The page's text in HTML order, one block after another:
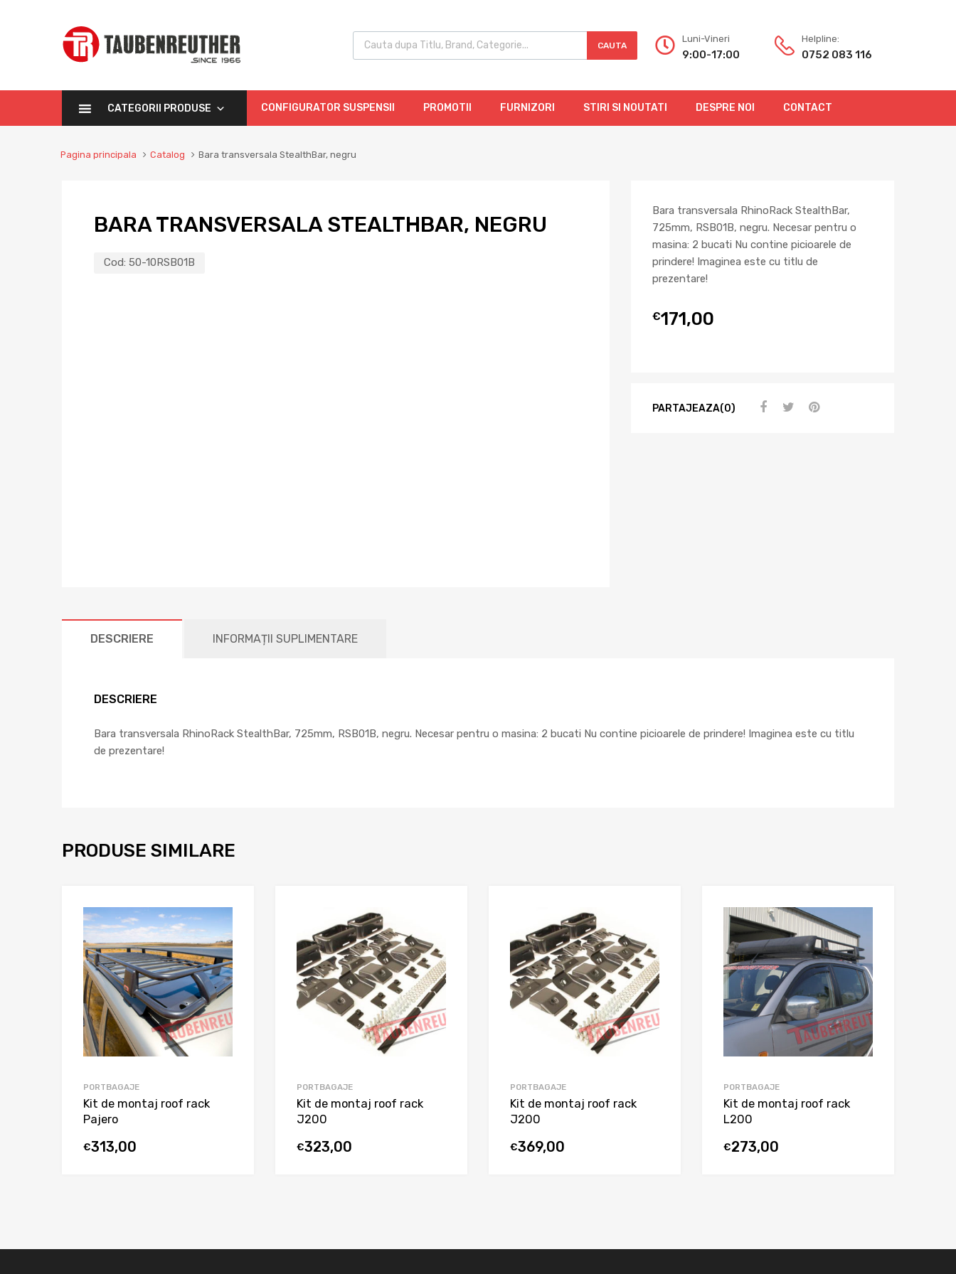
CAUTA
Luni-Vineri
9:00-17:00
Helpline:
0752 083 116
CATEGORII PRODUSE CONFIGURATOR SUSPENSII PROMOTII FURNIZORI STIRI SI NOUTATI DESPRE NOI CONTACT
Pagina principala Catalog Bara transversala StealthBar, negru
BARA TRANSVERSALA STEALTHBAR, NEGRU
Cod: 50-10RSB01B
Bara transversala RhinoRack StealthBar,
725mm, RSB01B, negru. Necesar pentru o
masina: 2 bucati Nu contine picioarele de
prindere! Imaginea este cu titlu de
prezentare!
€171,00
PARTAJEAZA(0)
DESCRIERE INFORMAȚII SUPLIMENTARE
DESCRIERE
Bara transversala RhinoRack StealthBar, 725mm, RSB01B, negru. Necesar pentru o masina: 2 bucati Nu contine picioarele de prindere! Imaginea este cu titlu
de prezentare!
PRODUSE SIMILARE
PORTBAGAJE
Kit de montaj roof rack
Pajero
€313,00
PORTBAGAJE
Kit de montaj roof rack
J200
€323,00
PORTBAGAJE
Kit de montaj roof rack
J200
€369,00
PORTBAGAJE
Kit de montaj roof rack
L200
€273,00